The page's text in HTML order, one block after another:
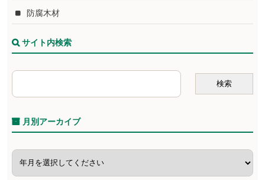
防腐木材
サイト内検索
月別アーカイブ